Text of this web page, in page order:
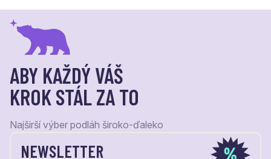
ABY KAŽDÝ VÁŠ
KROK STÁL ZA TO
Najširší výber podláh široko-ďaleko
NEWSLETTER